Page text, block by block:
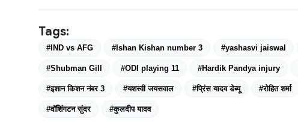
Tags:
#IND vs AFG #Ishan Kishan number 3 #yashasvi jaiswal
#Shubman Gill #ODI playing 11 #Hardik Pandya injury
#इशान किशन नंबर 3 #यशस्वी जयसवाल #प्रिंस यादव डेब्यू #रोहित शर्मा
#वॉशिंगटन सुंदर #कुलदीप यादव